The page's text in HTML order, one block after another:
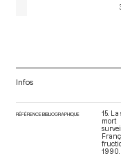
Infos
RÉFÉRENCE BIBLIOGRAPHIQUE
15.
mort
1990.